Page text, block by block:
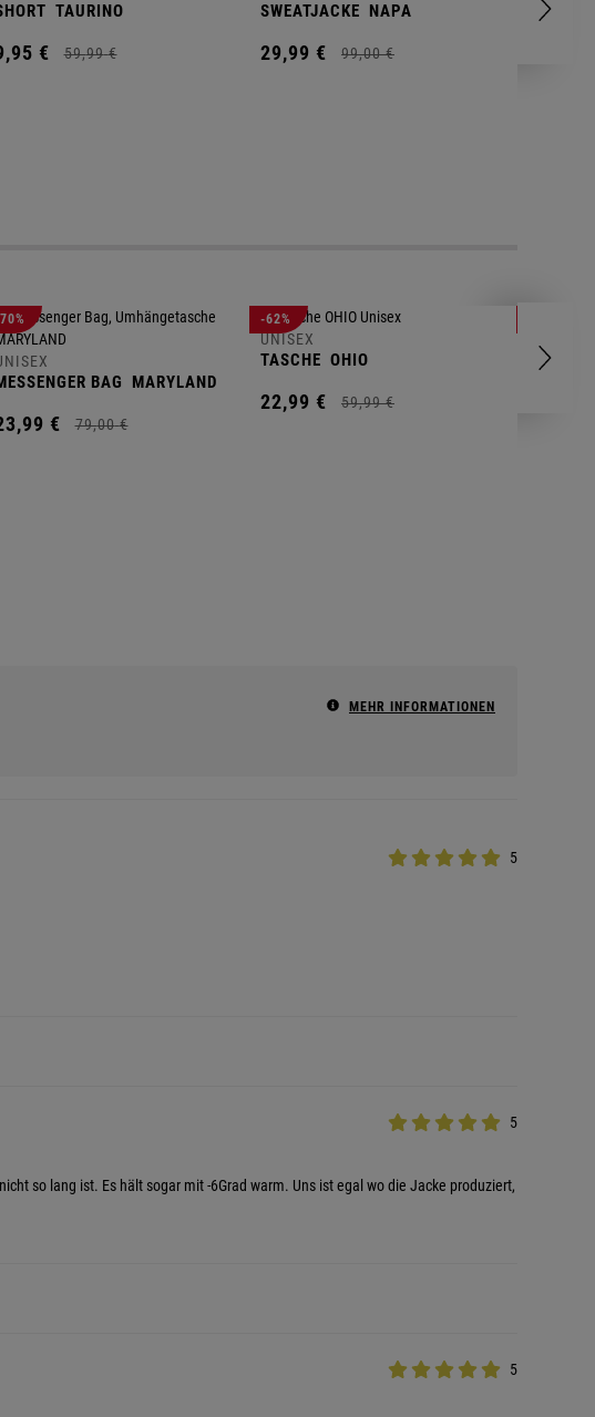
TAURINO
95 € 59,99 €
SWEATJACKE NAPA
29,99 € 99,00 €
BAG MARYLAND
99 € 79,00 €
-62%
UNISEX
TASCHE OHIO
22,99 € 59,99 €
MEHR INFORMATIONEN
5
5
so lang ist. Es hält sogar mit -6Grad warm. Uns ist egal wo die Jacke produziert,
5